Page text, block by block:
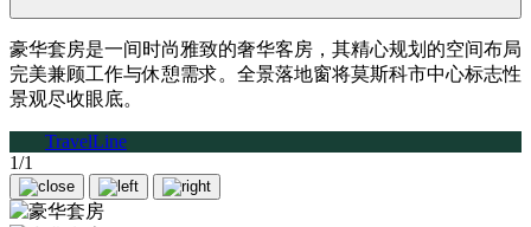
豪华套房是一间时尚雅致的奢华客房，其精心规划的空间布局
完美兼顾工作与休憩需求。全景落地窗将莫斯科市中心标志性
景观尽收眼底。
TravelLine
1/1